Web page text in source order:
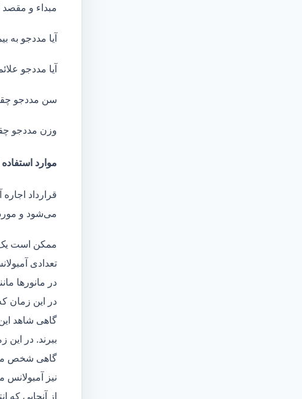
مبداء و
آیا مددجو به
آیا مددجو
سن مددجو
وزن مددجو
موارد
قرارداد
می‌شود و
ممکن است یک
تعدادی
در مانور‌ها
در این زمان
گاهی شاهد
ببرند. در این
گاهی شخص
نیز آمبولانس
از آنجایی